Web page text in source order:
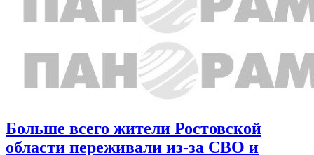
Больше всего жители Ростовской
области переживали из-за СВО и